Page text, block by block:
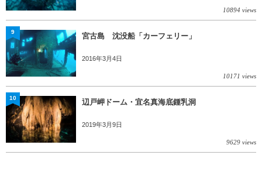
10894 views
宮古島 沈没船「カーフェリー」
2016年3月4日
10171 views
9
辺戸岬ドーム・宜名真海底鍾乳洞
2019年3月9日
9629 views
10